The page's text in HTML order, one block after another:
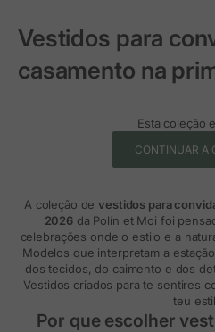
Vestidos para
casamento na
Esta coleção
CONTINUAR A
A coleção devestidos para
2026da Polín et Moi foi
celebrações onde o estilo e a
Modelos que interpretam a
dos tecidos, do caimento e dos
Vestidos criados para te sentires
teu
Por que escolher